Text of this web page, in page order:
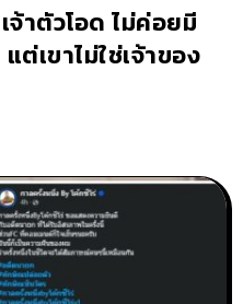
าตัวโอด ไม่ค่อยมี
ต่เขาไม่ใช่เจ้าของ